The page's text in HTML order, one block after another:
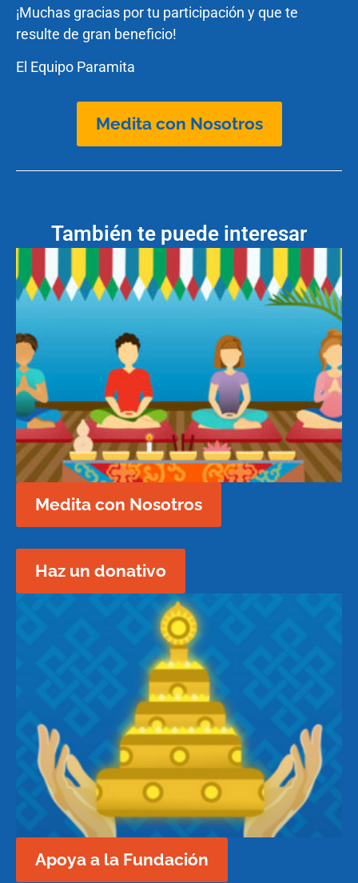
¡Muchas gracias por tu participación y que te
resulte de gran beneficio!
El Equipo Paramita
Medita con Nosotros
También te puede interesar
Medita con Nosotros
Haz un donativo
Apoya a la Fundación